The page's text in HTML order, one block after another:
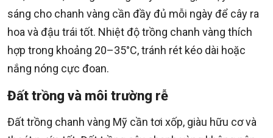
sáng cho chanh vàng cần đầy đủ mỗi ngày để cây ra
hoa và đậu trái tốt. Nhiệt độ trồng chanh vàng thích
hợp trong khoảng 20–35°C, tránh rét kéo dài hoặc
nắng nóng cực đoan.
Đất trồng và môi trường rễ
Đất trồng chanh vàng Mỹ cần tơi xốp, giàu hữu cơ và